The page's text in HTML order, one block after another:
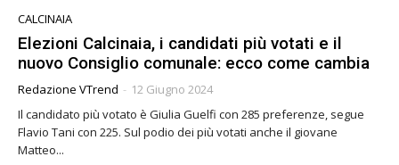
CALCINAIA
Elezioni Calcinaia, i candidati più votati e il
nuovo Consiglio comunale: ecco come cambia
Redazione VTrend - 12 Giugno 2024
Il candidato più votato è Giulia Guelfi con 285 preferenze, segue
Flavio Tani con 225. Sul podio dei più votati anche il giovane
Matteo...